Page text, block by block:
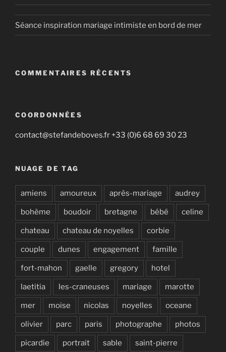
Séance inspiration mariage intimiste en bord de mer
COMMENTAIRES RÉCENTS
COORDONNÉES
contact@stefandeboves.fr +33 (0)6 68 69 30 23
NUAGE DE TAG
amiens amoureux après-mariage audrey
bohème boudoir bretagne bébé celine
chateau chateau de noyelles corbie
couple dunes engagement famille
fort-mahon gaelle gregory hotel
laetitia les-craneuses mariage marotte
mer moise nicolas noyelles oceane
olivier parc paris photographe photos
picardie portrait sable saint-pierre